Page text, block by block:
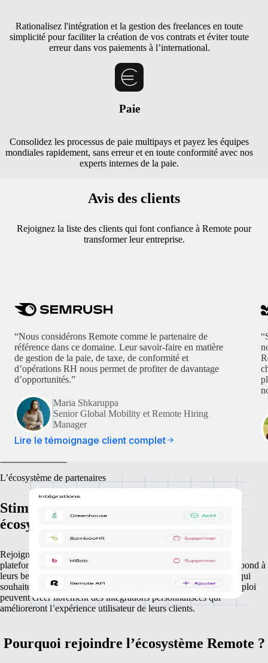
Rationalisez l'intégration et la gestion des freelances en toute
simplicité pour faciliter la création de vos contrats et éviter toute
erreur dans vos paiements à l’international.
Paie
Consolidez les processus de paie multipays et payez les équipes
mondiales rapidement, sans erreur et en toute conformité avec nos
experts internes de la paie.
Avis des clients
Rejoignez la liste des clients qui font confiance à Remote pour
transformer leur entreprise.
“Nous considérons Remote comme le partenaire de
référence dans ce domaine. Leur savoir-faire en matière
de gestion de la paie, de taxe, de conformité et
d’opérations RH nous permet de profiter de davantage
d’opportunités.”
Maria Shkaruppa
Senior Global Mobility et Remote Hiring
Manager
Lire le témoignage client complet
L’écosystème de partenaires
Stimulez votre croissance grâce à notre
écosystème d’intégration
Rejoignez notre écosystème de partenariat pour connecter votre
plateforme à Remote et offrir à vos clients une intégration qui répond à
leurs besoins en matière d’expansion mondiale. Les entreprises qui
souhaitent exploiter notre interface d’API partenaire prête à l’emploi
peuvent créer librement des intégrations personnalisées qui
amélioreront l’expérience utilisateur de leurs clients.
Pourquoi rejoindre l’écosystème Remote ?